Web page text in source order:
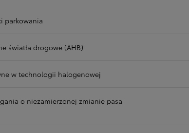
parkowania
światła drogowe (AHB)
w technologii halogenowej
o niezamierzonej zmianie pasa